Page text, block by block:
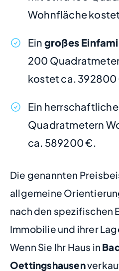
Wohnfläche
Ein großes
200
kostet ca. 392800
Ein herrschaftliche
Quadratmetern
ca. 589200 €.
Die genannten
allgemeine
nach den spezifischen
Immobilie und ihrer
Wenn Sie Ihr Haus in
Oettingshausen